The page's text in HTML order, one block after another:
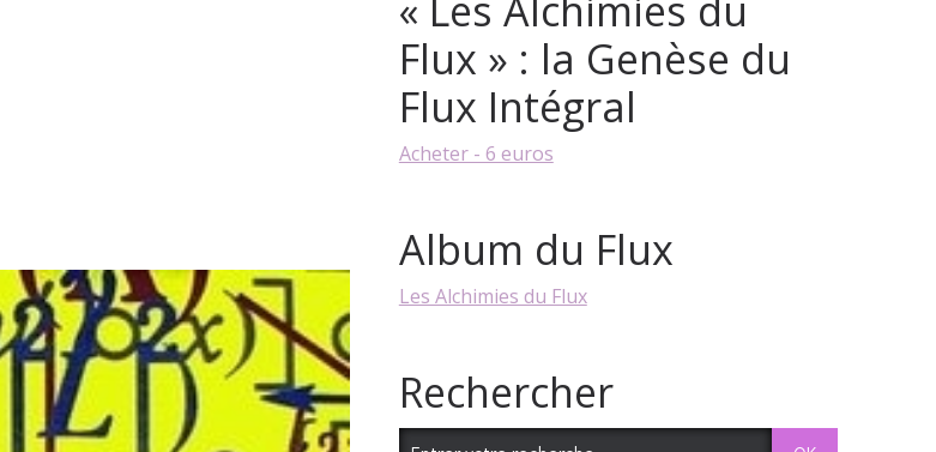
Flux » : la Genèse du
Flux Intégral
Acheter - 6 euros
Album du Flux
Les Alchimies du Flux
Rechercher